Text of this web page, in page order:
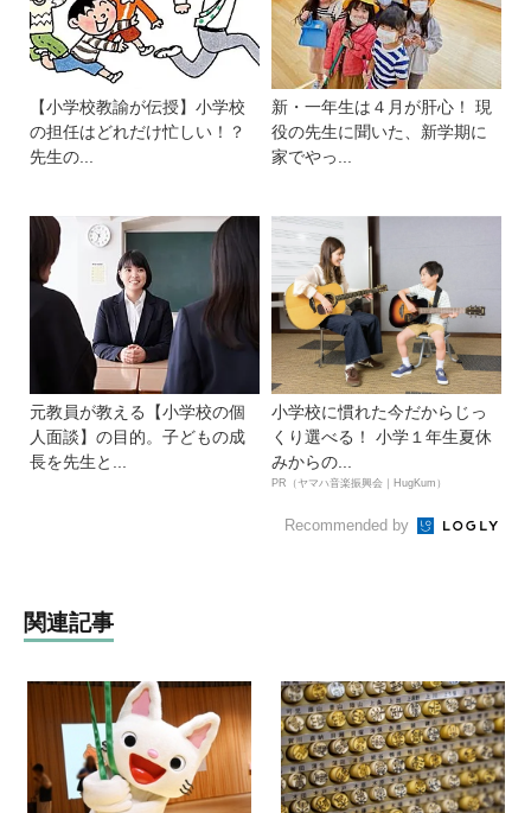
【小学校教諭が伝授】小学校
の担任はどれだけ忙しい！？
先生の...
新・一年生は４月が肝心！ 現
役の先生に聞いた、新学期に
家でやっ...
元教員が教える【小学校の個
人面談】の目的。子どもの成
長を先生と...
小学校に慣れた今だからじっ
くり選べる！ 小学１年生夏休
みからの...
PR（ヤマハ音楽振興会｜HugKum）
Recommended by
関連記事